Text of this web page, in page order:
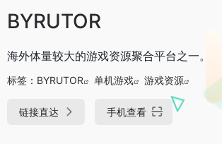
BYRUTOR
海外体量较大的游戏资源聚合平台之一。
标签： BYRUTOR 单机游戏 游戏资源
链接直达 手机查看